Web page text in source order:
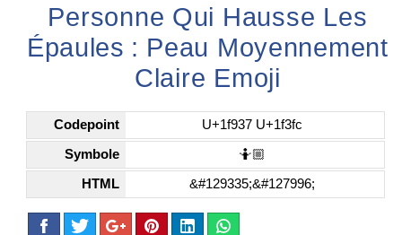
Personne Qui Hausse Les
Épaules : Peau Moyennement
Claire Emoji
Codepoint U+1f937 U+1f3fc
Symbole 🤷🏼
HTML &#129335;&#127996;